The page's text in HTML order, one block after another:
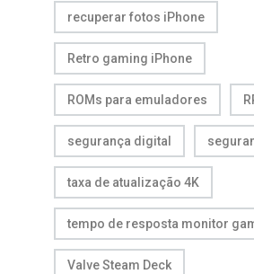
recuperar fotos iPhone
Retro gaming iPhone
ROMs para emuladores
segurança digital
taxa de atualização 4K
tempo de resposta monitor
Valve Steam Deck